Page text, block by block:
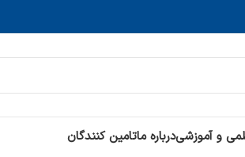
و آموزشیدرباره ماتامین کنندگان